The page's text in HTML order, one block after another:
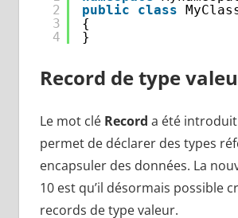
2
3
4
public
class
{
}
Record de type
Le mot clé Record a été
permet de déclarer des types
encapsuler des données. La
10 est qu’il désormais possible
records de type valeur.